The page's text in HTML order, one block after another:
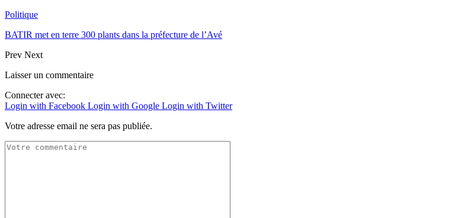
Politique
BATIR met en terre 300 plants dans la préfecture de l’Avé
Prev Next
Laisser un commentaire
Connecter avec:
Login with Facebook Login with Google Login with Twitter
Votre adresse email ne sera pas publiée.